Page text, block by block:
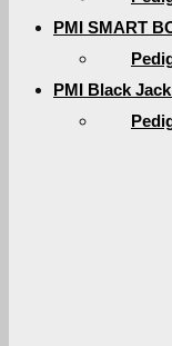
PMI SMART
PMI Black